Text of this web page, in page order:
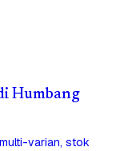
Humbang
varian, stok